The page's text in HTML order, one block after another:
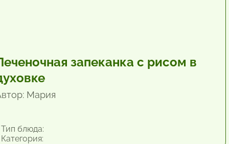
запеканка с рисом в
Мария
блюда: